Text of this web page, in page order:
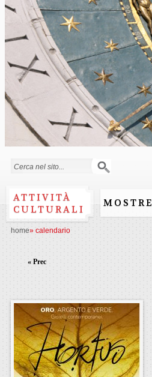
Form di ricerca
ATTIVITÀ
CULTURALI
MOSTRE
home» calendario
« Prec